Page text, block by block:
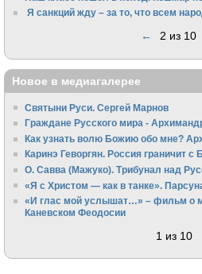
Я санкций жду – за то, что всем
← 2 из 10
Новое в медиагалерее
Святыни Руси. Сергей Марнов
Граждане Русского мира -
Как узнать волю Божию обо мне?
Каринэ Геворгян. Россия граничит с
О. Савва (Мажуко). Трибунал над
«Я с Христом — как в танке».
«И глас мой услышат…» – фильм о
Каневском Феодосии
1 из 10